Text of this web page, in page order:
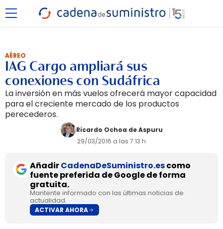
AÉREO
IAG Cargo ampliará sus
conexiones con Sudáfrica
La inversión en más vuelos ofrecerá mayor capacidad
para el creciente mercado de los productos
perecederos.
Ricardo Ochoa de Aspuru
29/03/2016 a las 7:13 h
AñadirCadenaDeSuministro.escomo
fuente preferida de Google de forma
gratuita.
Mantente informado con las últimas noticias de
actualidad.
ACTIVAR AHORA